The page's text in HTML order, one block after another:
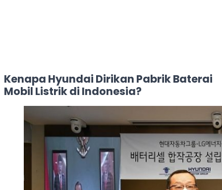
Kenapa Hyundai Dirikan Pabrik Baterai
Mobil Listrik di Indonesia?